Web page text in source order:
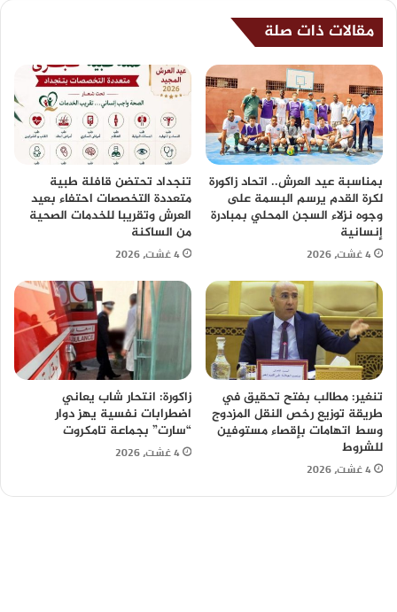
مقالات ذات صلة
بمناسبة عيد العرش.. اتحاد زاكورة
لكرة القدم يرسم البسمة على
وجوه نزلاء السجن المحلي بمبادرة
إنسانية
4 غشت، 2026
تنجداد تحتضن قافلة طبية
متعددة التخصصات احتفاء بعيد
العرش وتقريبا للخدمات الصحية
من الساكنة
4 غشت، 2026
تنغير: مطالب بفتح تحقيق في
طريقة توزيع رخص النقل المزدوج
وسط اتهامات بإقصاء مستوفين
للشروط
4 غشت، 2026
زاكورة: انتحار شاب يعاني
اضطرابات نفسية يهز دوار
“سارت” بجماعة تامكروت
4 غشت، 2026